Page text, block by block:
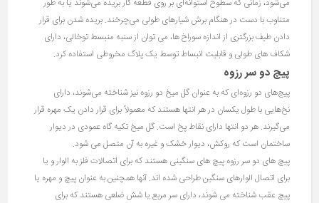
می‌شود، زمانی که سطوح استوانه‌ای بر روی قطعه کار بریده می‌شوند یا به طور
متناوب با دست در هنگام برش شیارهای طولی می‌چرخند. بریده شدن برای قرار
دادن طیف بزرگتری از اندازه سوراخ ها، می توان از سنبه منبسط توخالی، دارای
شکاف های طولی و قابلیت انبساط توسط یک پلاگ مخروطی استفاده کرد.
پیچ دو سر رزوه
پیچ‌های دو رزوه‌ای که به عنوان گل میخ دو رزوه نیز شناخته می‌شوند، دارای
نخ‌هایی با طول یکسان در هر انتها هستند که معمولاً برای قرار دادن یک مهره قرار
می‌گیرند. هر دو انتها دارای نقاط پخ است. گل میخ تکیه گاه عمودی در دیوار
ساختمان است که روکش، دیوار خشک و غیره به آن متصل می شود.
پیچ های دو سر رزوه پیچ های سنگینی هستند که برای اتصالات فلز به الوار و یا
برای اتصال الوارهای سنگین طراحی شده اند. آنها همچنین به عنوان پیچ و مهره یا
پیچ عقب شناخته می شوند، دارای سر مربع یا شش ضلعی هستند که برای